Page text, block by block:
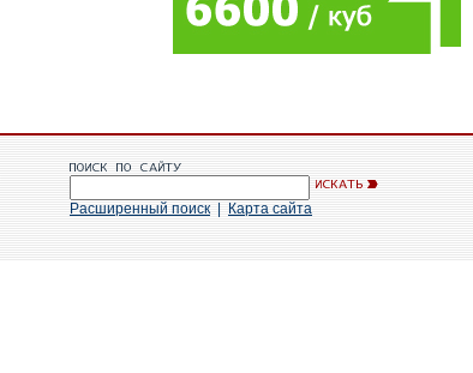
Расширенный поиск Карта сайта